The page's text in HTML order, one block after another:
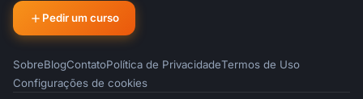
```
Blog Post → Social posts (5-10)
         → Email newsletter
         → Video script
Pedir um curso
SobreBlogContatoPolítica de PrivacidadeTermos de Uso
Configurações de cookies